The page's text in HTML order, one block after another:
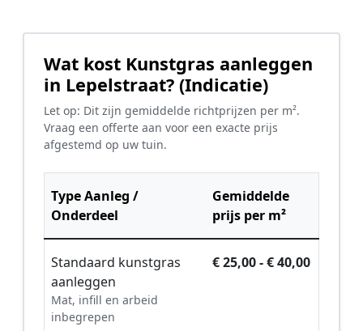
Wat kost Kunstgras aanleggen
in Lepelstraat? (Indicatie)
Let op: Dit zijn gemiddelde richtprijzen per m².
Vraag een offerte aan voor een exacte prijs
afgestemd op uw tuin.
Type Aanleg /
Onderdeel
Gemiddelde
prijs per m²
Standaard kunstgras
aanleggen
Mat, infill en arbeid
inbegrepen
€ 25,00 - € 40,00